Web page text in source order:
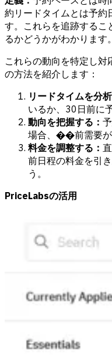
約リードタイムとは予約
す。これらを追跡するこ
るかどうかがわかります。
これらの動向を特定し
の方法を紹介します：
リードタイムを分
いるか、30日前に
動向を把握する：
場合、��前需要が
料金を調整する：
前日程の料金を引
う。
PriceLabsの活用